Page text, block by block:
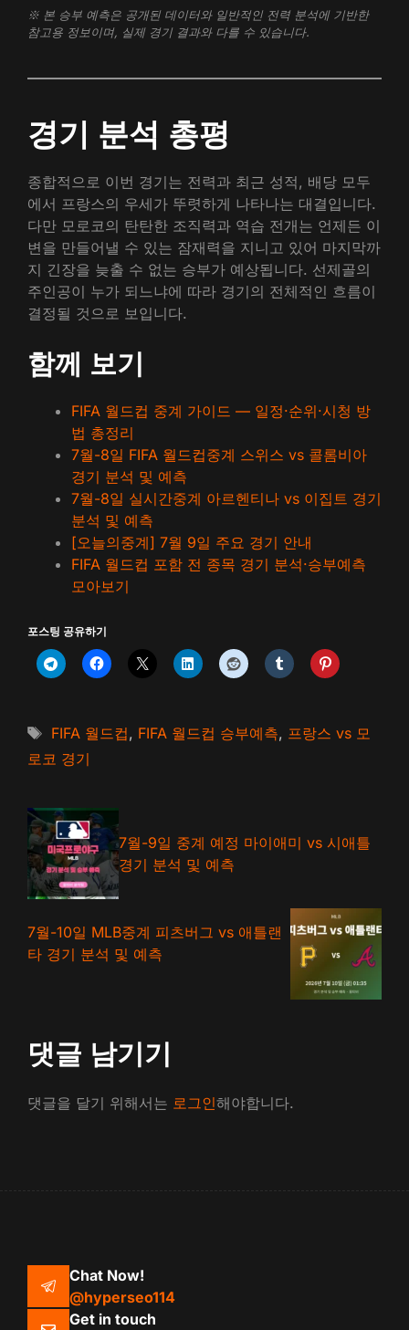
※ 본 승부 예측은 공개된 데이터와 일반적인 전력 분석에 기반한
참고용 정보이며, 실제 경기 결과와 다를 수 있습니다.
경기 분석 총평
종합적으로 이번 경기는 전력과 최근 성적, 배당 모두
에서 프랑스의 우세가 뚜렷하게 나타나는 대결입니다.
다만 모로코의 탄탄한 조직력과 역습 전개는 언제든 이
변을 만들어낼 수 있는 잠재력을 지니고 있어 마지막까
지 긴장을 늦출 수 없는 승부가 예상됩니다. 선제골의
주인공이 누가 되느냐에 따라 경기의 전체적인 흐름이
결정될 것으로 보입니다.
함께 보기
FIFA 월드컵 중계 가이드 — 일정·순위·시청 방
법 총정리
7월-8일 FIFA 월드컵중계 스위스 vs 콜롬비아
경기 분석 및 예측
7월-8일 실시간중계 아르헨티나 vs 이집트 경기
분석 및 예측
[오늘의중계] 7월 9일 주요 경기 안내
FIFA 월드컵 포함 전 종목 경기 분석·승부예측
모아보기
포스팅 공유하기
태
그
FIFA 월드컵, FIFA 월드컵 승부예측, 프랑스 vs 모
로코 경기
7월-9일 중계 예정 마이애미 vs 시애틀
경기 분석 및 예측
7월-10일 MLB중계 피츠버그 vs 애틀랜
타 경기 분석 및 예측
댓글 남기기
댓글을 달기 위해서는 로그인해야합니다.
Chat Now!
@hyperseo114
Get in touch